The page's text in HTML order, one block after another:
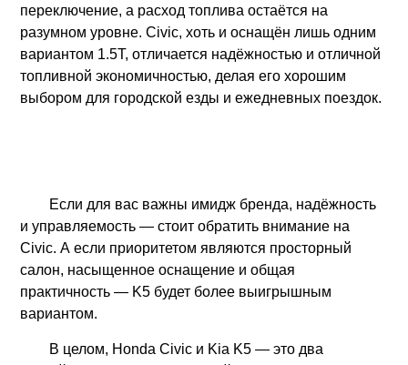
переключение, а расход топлива остаётся на
разумном уровне. Civic, хоть и оснащён лишь одним
вариантом 1.5T, отличается надёжностью и отличной
топливной экономичностью, делая его хорошим
выбором для городской езды и ежедневных поездок.
Если для вас важны имидж бренда, надёжность
и управляемость — стоит обратить внимание на
Civic. А если приоритетом являются просторный
салон, насыщенное оснащение и общая
практичность — K5 будет более выигрышным
вариантом.
В целом, Honda Civic и Kia K5 — это два